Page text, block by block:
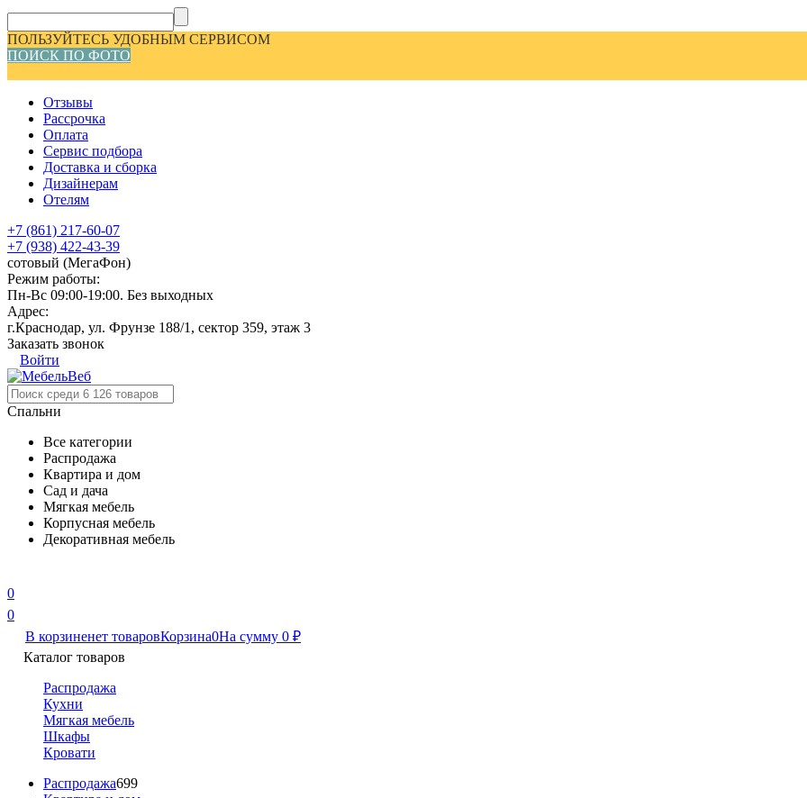
ПОЛЬЗУЙТЕСЬ УДОБНЫМ СЕРВИСОМ
ПОИСК ПО ФОТО
Отзывы
Рассрочка
Оплата
Сервис подбора
Доставка и сборка
Дизайнерам
Отелям
+7 (861) 217-60-07
+7 (938) 422-43-39
сотовый (МегаФон)
Режим работы:
Пн-Вс 09:00-19:00. Без выходных
Адрес:
г.Краснодар, ул. Фрунзе 188/1, сектор 359, этаж 3
Заказать звонок
Войти
Спальни
Все категории
Распродажа
Квартира и дом
Сад и дача
Мягкая мебель
Корпусная мебель
Декоративная мебель
0
0
В корзиненет товаровКорзина0На сумму 0 ₽
Каталог товаров
Распродажа
Кухни
Мягкая мебель
Шкафы
Кровати
Распродажа699